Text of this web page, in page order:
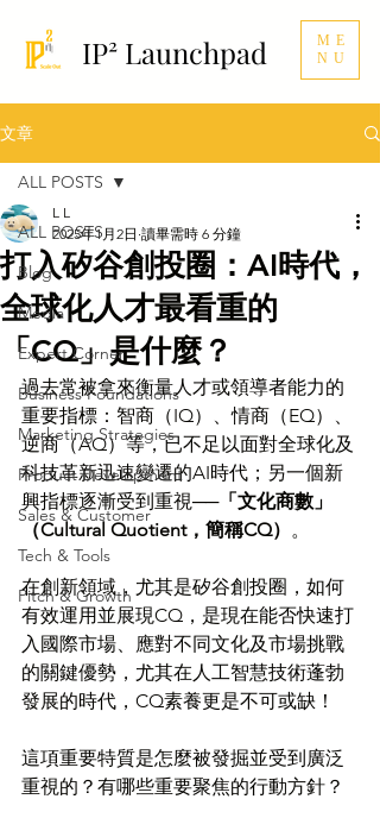
ME
NU
IP² Launchpad
文章
ALL POSTS
Blog
Media
Expert Corner
Business Foundations
Marketing Strategies
Product Development
Sales & Customer
Tech & Tools
Pitch & Growth
ALL POSTS
打入矽谷創投圈：AI時代，
全球化人才最看重的
「CQ」是什麼？
L L
2025年1月2日 讀畢需時 6 分鐘
過去常被拿來衡量人才或領導者能力的
重要指標：智商（IQ）、情商（EQ）、
逆商（AQ）等，已不足以面對全球化及
科技革新迅速變遷的AI時代；另一個新
興指標逐漸受到重視──「文化商數」
（Cultural Quotient，簡稱CQ） 。
在創新領域，尤其是矽谷創投圈，如何
有效運用並展現CQ，是現在能否快速打
入國際市場、應對不同文化及市場挑戰
的關鍵優勢，尤其在人工智慧技術蓬勃
發展的時代，CQ素養更是不可或缺！
這項重要特質是怎麼被發掘並受到廣泛
重視的？有哪些重要聚焦的行動方針？